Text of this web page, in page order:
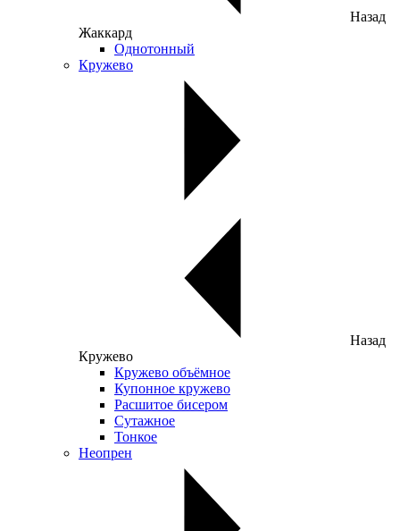
Назад
Жаккард
Однотонный
Кружево
Назад
Кружево
Кружево объёмное
Купонное кружево
Расшитое бисером
Сутажное
Тонкое
Неопрен